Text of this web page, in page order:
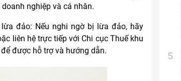
nghiệp và cá nhân.
đảo: Nếu nghi ngờ bị lừa đảo, hãy
liên hệ trực tiếp với Chi cục Thuế khu
được hỗ trợ và hướng dẫn.
5